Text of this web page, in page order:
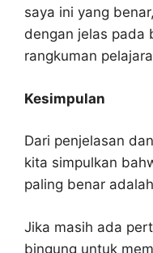
saya ini yang
dengan jelas pada
rangkuman
Kesimpulan
Dari penjelasan
kita simpulkan
paling benar
Jika masih ada
bingung untuk